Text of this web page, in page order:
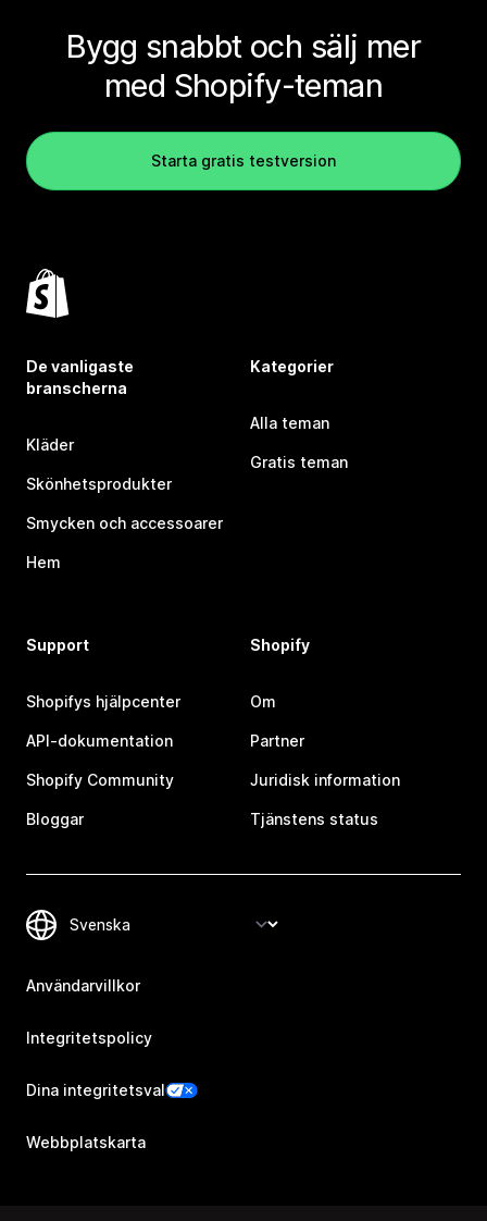
Bygg snabbt och sälj mer
med Shopify-teman
Starta gratis testversion
De vanligaste
branscherna
Kläder
Skönhetsprodukter
Smycken och accessoarer
Hem
Kategorier
Alla teman
Gratis teman
Support
Shopifys hjälpcenter
API-dokumentation
Shopify Community
Bloggar
Shopify
Om
Partner
Juridisk information
Tjänstens status
Användarvillkor
Integritetspolicy
Dina integritetsval
Webbplatskarta